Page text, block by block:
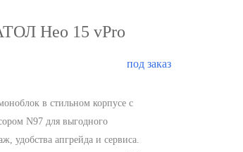
Нео 15 vPro
под заказ
в стильном корпусе с
N97 для выгодного
удобства апгрейда и сервиса.